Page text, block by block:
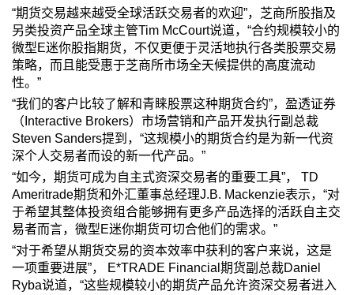
“期货交易越来越受全球活跃交易者的欢迎”，芝商所股指及
另类投资产品全球主管Tim McCourt说道，“合约规模较小的
微型E迷你股指期货，不仅更便于灵活地执行各类股票交易
策略，而且能受惠于芝商所市场全天候提供的高度流动
性。”
“我们的客户比较了解和青睐股票这种期货合约”，盈透证券
（Interactive Brokers）市场营销和产品开发执行副总裁
Steven Sanders提到，“这规模小的期货合约是为新一代资
深个人交易者而设的新一代产品。”
“如今，期货可成为自主式资深交易者的重要工具”， TD
Ameritrade期货和外汇董事总经理J.B. Mackenzie表示，“对
于希望其整体投资组合能够拥有更多产品选择的活跃自主交
易者而言，微型E迷你期货可切合他们的需求。”
“对于希望从期货交易的资本效率中获利的客户来说，这是
一项重要进展”， E*TRADE Financial期货副总裁Daniel
Ryba说道，“这些规模较小的期货产品允许资深交易者进入